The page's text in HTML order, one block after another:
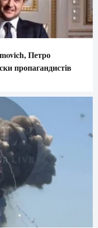
Петро
пропагандистів